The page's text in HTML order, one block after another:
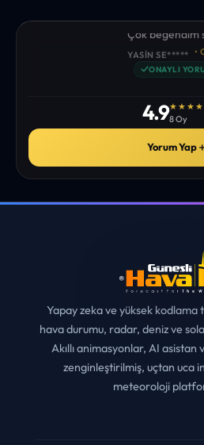
“sanırım yeni bir hava durumu
site gördüm. bundn sonra
istediğim tüm bilgiyi bulabiliyorum.
MUHITTIN ÇE***** •
4.9
Yapay zeka ve yüksek kodlama
hava durumu, radar, deniz ve
Akıllı animasyonlar, AI
zenginleştirilmiş, uçtan uca